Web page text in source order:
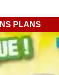
PLANS